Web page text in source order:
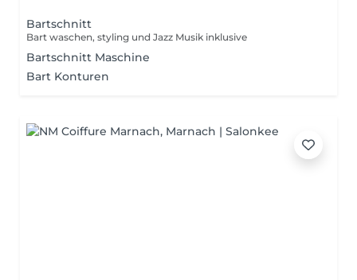
Bartschnitt
Bart waschen, styling und Jazz Musik inklusive
Bartschnitt Maschine
Bart Konturen